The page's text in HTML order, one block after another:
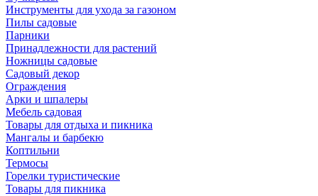
Инструменты для ухода за газоном
Пилы садовые
Парники
Принадлежности для растений
Ножницы садовые
Садовый декор
Ограждения
Арки и шпалеры
Мебель садовая
Товары для отдыха и пикника
Мангалы и барбекю
Коптильни
Термосы
Горелки туристические
Товары для пикника